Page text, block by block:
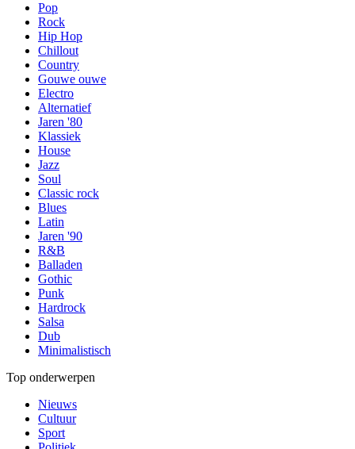
Pop
Rock
Hip Hop
Chillout
Country
Gouwe ouwe
Electro
Alternatief
Jaren '80
Klassiek
House
Jazz
Soul
Classic rock
Blues
Latin
Jaren '90
R&B
Balladen
Gothic
Punk
Hardrock
Salsa
Dub
Minimalistisch
Top onderwerpen
Nieuws
Cultuur
Sport